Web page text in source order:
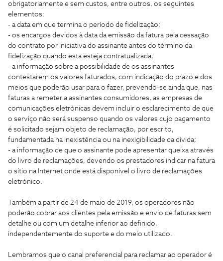
obrigatoriamente e sem custos, entre outros, os seguintes
elementos:
- a data em que termina o período de fidelização;
- os encargos devidos à data da emissão da fatura pela cessação
do contrato por iniciativa do assinante antes do término da
fidelização quando esta esteja contratualizada;
- a informação sobre a possibilidade de os assinantes
contestarem os valores faturados, com indicação do prazo e dos
meios que poderão usar para o fazer, prevendo-se ainda que, nas
faturas a remeter a assinantes consumidores, as empresas de
comunicações eletrónicas devem incluir o esclarecimento de que
o serviço não será suspenso quando os valores cujo pagamento
é solicitado sejam objeto de reclamação, por escrito,
fundamentada na inexistência ou na inexigibilidade da dívida;
- a informação de que o assinante pode apresentar queixa através
do livro de reclamações, devendo os prestadores indicar na fatura
o sítio na Internet onde está disponível o livro de reclamações
eletrónico.
Também a partir de 24 de maio de 2019, os operadores não
poderão cobrar aos clientes pela emissão e envio de faturas sem
detalhe ou com um detalhe inferior ao definido,
independentemente do suporte e do meio utilizado.
Lembramos que o canal preferencial para reclamar ao operador é